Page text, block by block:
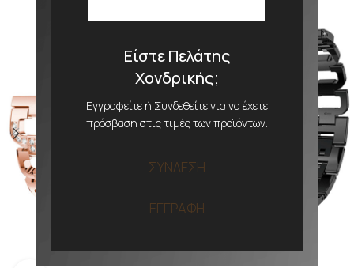
Είστε Πελάτης
Χονδρικής;
Εγγραφείτε ή Συνδεθείτε για να έχετε
πρόσβαση στις τιμές των προϊόντων.
ΣΥΝΔΕΣΗ
ΕΓΓΡΑΦΗ